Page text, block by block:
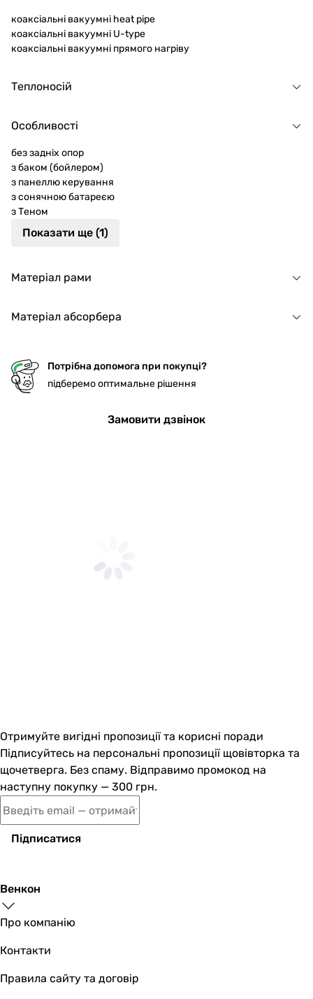
коаксіальні вакуумні heat pipe
коаксіальні вакуумні U-type
коаксіальні вакуумні прямого нагріву
Теплоносій
Особливості
без задніх опор
з баком (бойлером)
з панеллю керування
з сонячною батареєю
з Теном
Показати ще (1)
Матеріал рами
Матеріал абсорбера
Потрібна допомога при покупці?
підберемо оптимальне рішення
Замовити дзвінок
Отримуйте вигідні пропозиції та корисні поради
Підписуйтесь на персональні пропозиції щовівторка та
щочетверга. Без спаму. Відправимо промокод на
наступну покупку — 300 грн.
Підписатися
Венкон
Про компанію
Контакти
Правила сайту та договір